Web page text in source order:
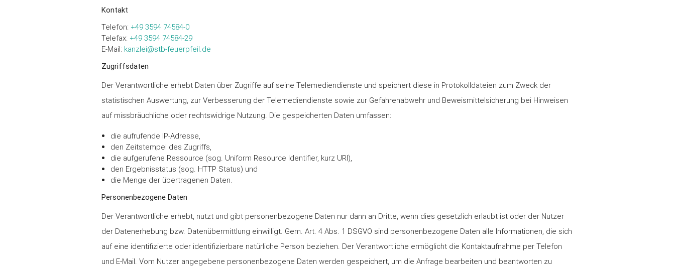
Kontakt
Telefon: +49 3594 74584-0
Telefax: +49 3594 74584-29
E-Mail: kanzlei@stb-feuerpfeil.de
Zugriffsdaten
Der Verantwortliche erhebt Daten über Zugriffe auf seine Telemediendienste und speichert diese in Protokolldateien zum Zweck der
statistischen Auswertung, zur Verbesserung der Telemediendienste sowie zur Gefahrenabwehr und Beweismittelsicherung bei Hinweisen
auf missbräuchliche oder rechtswidrige Nutzung. Die gespeicherten Daten umfassen:
die aufrufende IP-Adresse,
den Zeitstempel des Zugriffs,
die aufgerufene Ressource (sog. Uniform Resource Identifier, kurz URI),
den Ergebnisstatus (sog. HTTP Status) und
die Menge der übertragenen Daten.
Personenbezogene Daten
Der Verantwortliche erhebt, nutzt und gibt personenbezogene Daten nur dann an Dritte, wenn dies gesetzlich erlaubt ist oder der Nutzer
der Datenerhebung bzw. Datenübermittlung einwilligt. Gem. Art. 4 Abs. 1 DSGVO sind personenbezogene Daten alle Informationen, die sich
auf eine identifizierte oder identifizierbare natürliche Person beziehen. Der Verantwortliche ermöglicht die Kontaktaufnahme per Telefon
und E-Mail. Vom Nutzer angegebene personenbezogene Daten werden gespeichert, um die Anfrage bearbeiten und beantworten zu